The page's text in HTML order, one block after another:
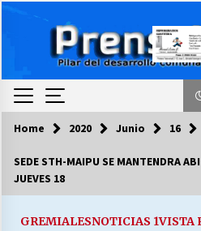
COLUMNISTA
03/08/2026
Home 2020 Junio 16
SEDE STH-MAIPU SE MANTENDRA
JUEVES 18
GREMIALESNOTICIAS 1VISTA